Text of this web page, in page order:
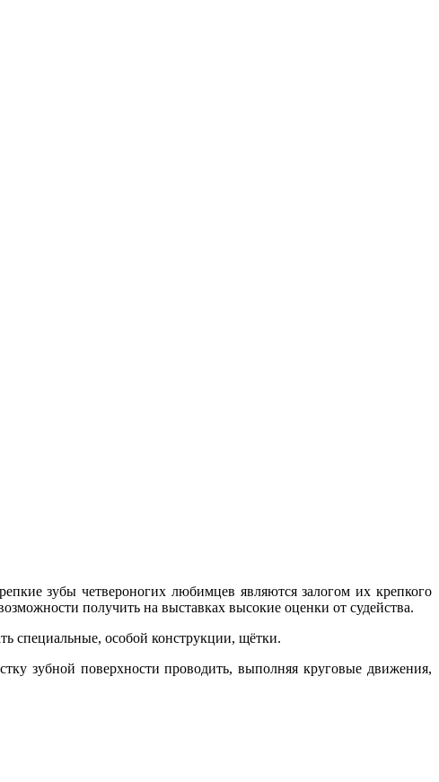
зубы четвероногих любимцев являются залогом их крепкого
получить на выставках высокие оценки от судейства.
специальные, особой конструкции, щётки.
зубной поверхности проводить, выполняя круговые движения,